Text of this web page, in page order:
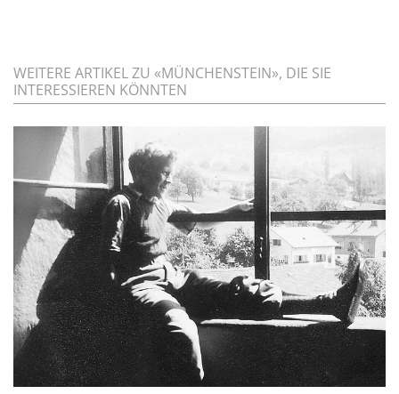
WEITERE ARTIKEL ZU «MÜNCHENSTEIN», DIE SIE
INTERESSIEREN KÖNNTEN